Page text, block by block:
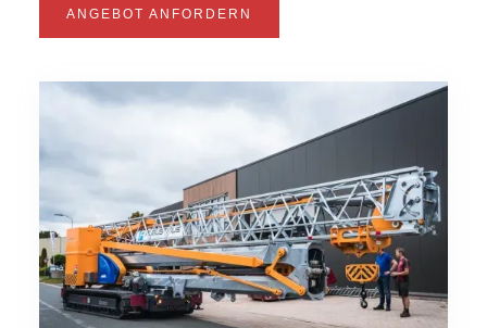
ANGEBOT ANFORDERN